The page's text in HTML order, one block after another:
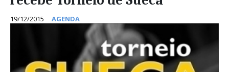
19/12/2015 AGENDA